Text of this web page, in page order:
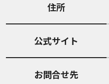
住所
公式サイト
お問合せ先